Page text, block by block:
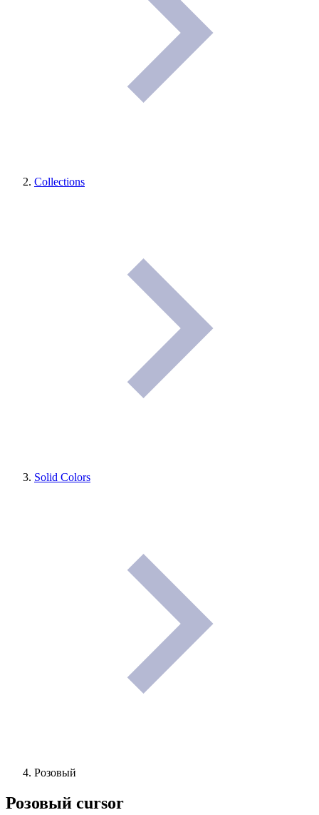
Collections
Solid Colors
Розовый
Розовый cursor